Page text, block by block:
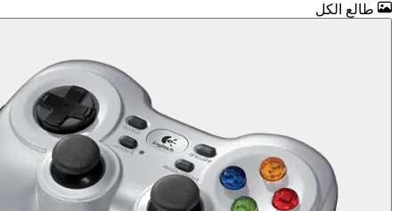
طالع الكل